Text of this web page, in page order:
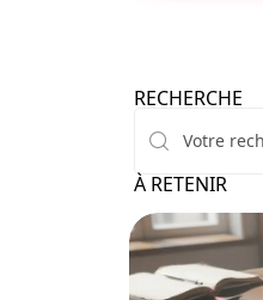
RECHERCHE
À RETENIR